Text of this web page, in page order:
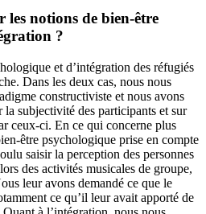
les notions de bien-être
?
et d’intégration des réfugiés
Dans les deux cas, nous nous
constructiviste et nous avons
la subjectivité des participants et sur
ceux-ci. En ce qui concerne plus
être psychologique prise en compte
saisir la perception des personnes
des activités musicales de groupe,
leur avons demandé ce que le
ce qu’il leur avait apporté de